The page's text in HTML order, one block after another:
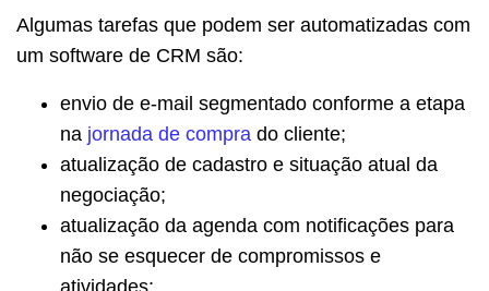
Algumas tarefas que podem ser automatizadas com
um software de CRM são:
envio de e-mail segmentado conforme a etapa
na jornada de compra do cliente;
atualização de cadastro e situação atual da
negociação;
atualização da agenda com notificações para
não se esquecer de compromissos e
atividades;